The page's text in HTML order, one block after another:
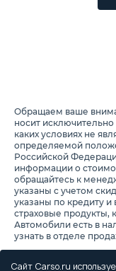
Обращаем ваше
носит
каких условиях не
определяемой
Российской
информации о
обращайтесь к
указаны с учетом
указаны по кредиту
страховые продукты,
Автомобили есть в
узнать в отделе
Предоставляя свои
настоящий веб-сайт,
Сайт Carso.ru